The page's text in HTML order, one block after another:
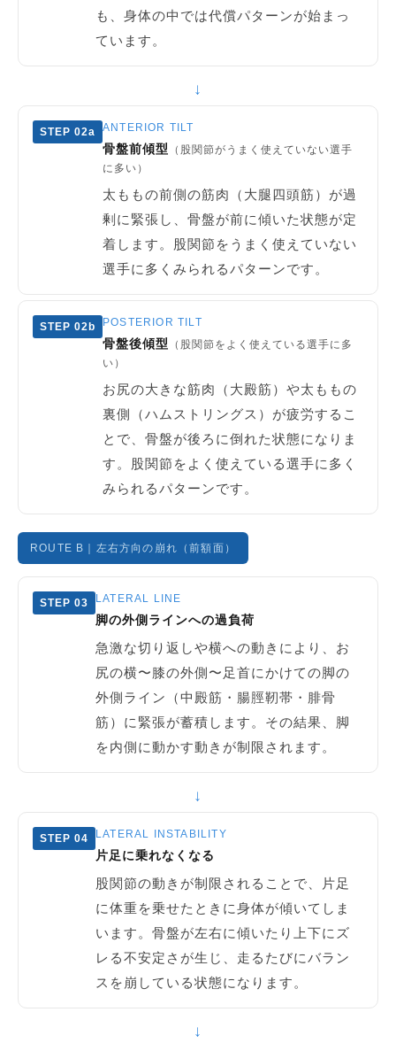
も、身体の中では代償パターンが始まっ
ています。
↓
STEP 02a ANTERIOR TILT
骨盤前傾型
（股関節がうまく使えていない選手
に多い）
太ももの前側の筋肉（大腿四頭筋）が過
剰に緊張し、骨盤が前に傾いた状態が定
着します。股関節をうまく使えていない
選手に多くみられるパターンです。
STEP 02b POSTERIOR TILT
骨盤後傾型
（股関節をよく使えている選手に多
い）
お尻の大きな筋肉（大殿筋）や太ももの
裏側（ハムストリングス）が疲労するこ
とで、骨盤が後ろに倒れた状態になりま
す。股関節をよく使えている選手に多く
みられるパターンです。
ROUTE B｜左右方向の崩れ（前額面）
STEP 03 LATERAL LINE
脚の外側ラインへの過負荷
急激な切り返しや横への動きにより、お
尻の横〜膝の外側〜足首にかけての脚の
外側ライン（中殿筋・腸脛靭帯・腓骨
筋）に緊張が蓄積します。その結果、脚
を内側に動かす動きが制限されます。
↓
STEP 04 LATERAL INSTABILITY
片足に乗れなくなる
股関節の動きが制限されることで、片足
に体重を乗せたときに身体が傾いてしま
います。骨盤が左右に傾いたり上下にズ
レる不安定さが生じ、走るたびにバラン
スを崩している状態になります。
↓